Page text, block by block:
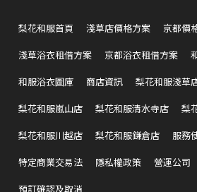
梨花和服首頁 淺草店價格方案
京都價
淺草浴衣租借方案
京都浴衣租借方案
和服浴衣圖庫
商店資訊 梨花和服淺草
梨花和服嵐山店
梨花和服清水寺店
梨
梨花和服川越店
梨花和服鎌倉店
服務
特定商業交易法
隱私權政策 營運公司
預訂確認及取消